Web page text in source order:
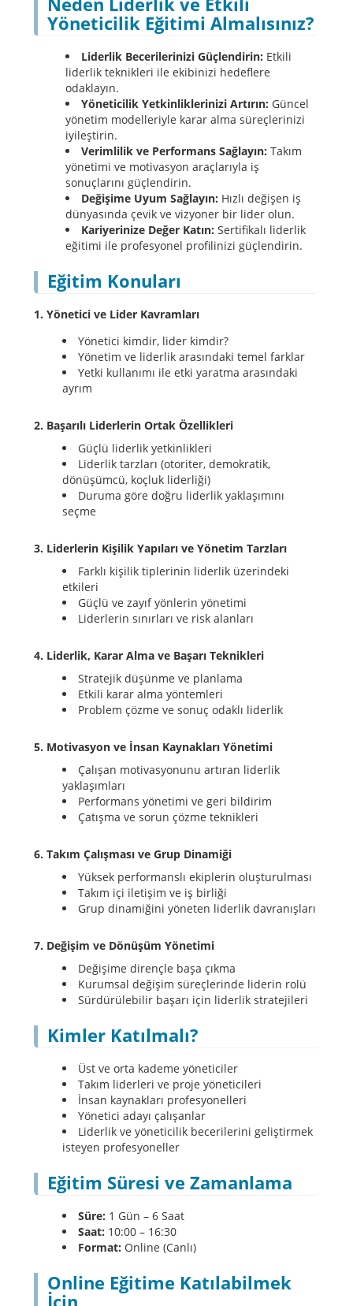
Yöneticilik Eğitimi Almalısınız?
Liderlik Becerilerinizi Güçlendirin: Etkili
liderlik teknikleri ile ekibinizi hedeflere
odaklayın.
Yöneticilik Yetkinliklerinizi Artırın: Güncel
yönetim modelleriyle karar alma süreçlerinizi
iyileştirin.
Verimlilik ve Performans Sağlayın: Takım
yönetimi ve motivasyon araçlarıyla iş
sonuçlarını güçlendirin.
Değişime Uyum Sağlayın: Hızlı değişen iş
dünyasında çevik ve vizyoner bir lider olun.
Kariyerinize Değer Katın: Sertifikalı liderlik
eğitimi ile profesyonel profilinizi güçlendirin.
Eğitim Konuları
1. Yönetici ve Lider Kavramları
Yönetici kimdir, lider kimdir?
Yönetim ve liderlik arasındaki temel farklar
Yetki kullanımı ile etki yaratma arasındaki
ayrım
2. Başarılı Liderlerin Ortak Özellikleri
Güçlü liderlik yetkinlikleri
Liderlik tarzları (otoriter, demokratik,
dönüşümcü, koçluk liderliği)
Duruma göre doğru liderlik yaklaşımını
seçme
3. Liderlerin Kişilik Yapıları ve Yönetim Tarzları
Farklı kişilik tiplerinin liderlik üzerindeki
etkileri
Güçlü ve zayıf yönlerin yönetimi
Liderlerin sınırları ve risk alanları
4. Liderlik, Karar Alma ve Başarı Teknikleri
Stratejik düşünme ve planlama
Etkili karar alma yöntemleri
Problem çözme ve sonuç odaklı liderlik
5. Motivasyon ve İnsan Kaynakları Yönetimi
Çalışan motivasyonunu artıran liderlik
yaklaşımları
Performans yönetimi ve geri bildirim
Çatışma ve sorun çözme teknikleri
6. Takım Çalışması ve Grup Dinamiği
Yüksek performanslı ekiplerin oluşturulması
Takım içi iletişim ve iş birliği
Grup dinamiğini yöneten liderlik davranışları
7. Değişim ve Dönüşüm Yönetimi
Değişime dirençle başa çıkma
Kurumsal değişim süreçlerinde liderin rolü
Sürdürülebilir başarı için liderlik stratejileri
Kimler Katılmalı?
Üst ve orta kademe yöneticiler
Takım liderleri ve proje yöneticileri
İnsan kaynakları profesyonelleri
Yönetici adayı çalışanlar
Liderlik ve yöneticilik becerilerini geliştirmek
isteyen profesyoneller
Eğitim Süresi ve Zamanlama
Süre: 1 Gün – 6 Saat
Saat: 10:00 – 16:30
Format: Online (Canlı)
Online Eğitime Katılabilmek
İçin